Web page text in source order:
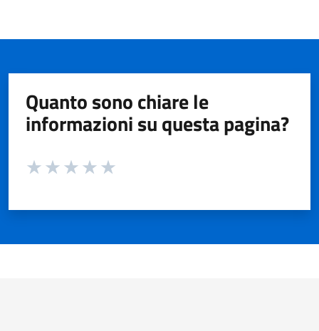
Quanto sono chiare le
informazioni su questa pagina?
Valuta da 1 a 5 stelle la pagina